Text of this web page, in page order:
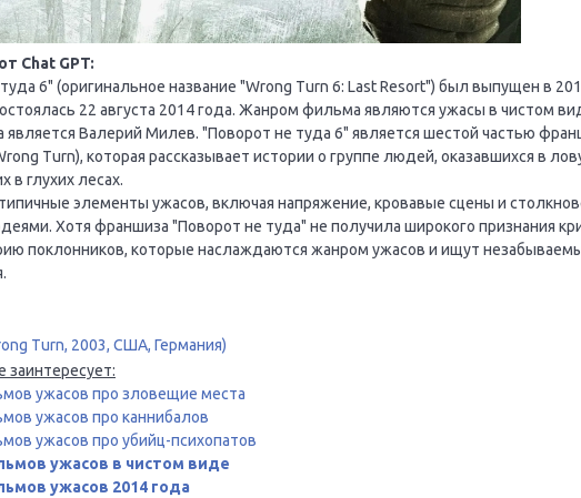
Chat GPT:
6" (оригинальное название "Wrong Turn 6: Last Resort") был выпущен в
22 августа 2014 года. Жанром фильма являются ужасы в чистом
Валерий Милев. "Поворот не туда 6" является шестой частью
Turn), которая рассказывает истории о группе людей, оказавшихся в
в глухих лесах.
элементы ужасов, включая напряжение, кровавые сцены и
Хотя франшиза "Поворот не туда" не получила широкого признания
поклонников, которые наслаждаются жанром ужасов и ищут
Turn, 2003, США, Германия)
заинтересует:
ужасов про зловещие места
ужасов про каннибалов
ужасов про убийц-психопатов
ужасов в чистом виде
ужасов 2014 года